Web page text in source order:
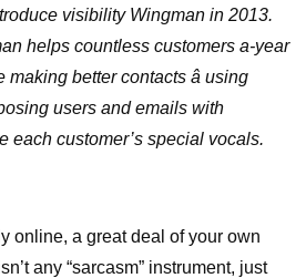
visibility Wingman in 2013.
helps countless customers a-year
better contacts â using
users and emails with
each customer’s special vocals.
online, a great deal of your own
any “sarcasm” instrument, just